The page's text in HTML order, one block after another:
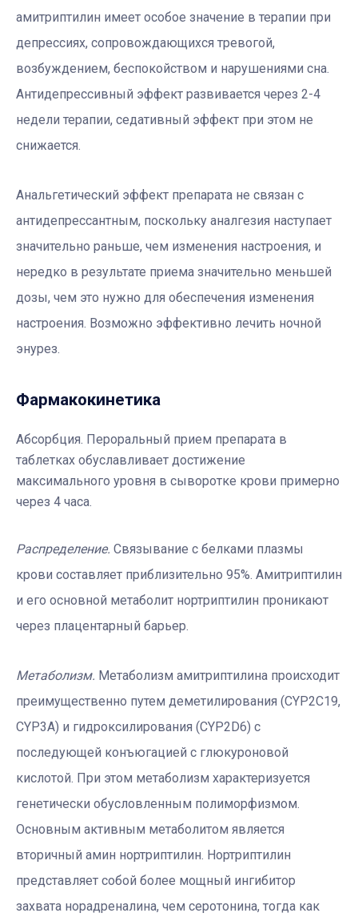
амитриптилин имеет особое значение в терапии при
депрессиях, сопровождающихся тревогой,
возбуждением, беспокойством и нарушениями сна.
Антидепрессивный эффект развивается через 2-4
недели терапии, седативный эффект при этом не
снижается.
Анальгетический эффект препарата не связан с
антидепрессантным, поскольку аналгезия наступает
значительно раньше, чем изменения настроения, и
нередко в результате приема значительно меньшей
дозы, чем это нужно для обеспечения изменения
настроения. Возможно эффективно лечить ночной
энурез.
Фармакокинетика
Абсорбция. Пероральный прием препарата в
таблетках обуславливает достижение
максимального уровня в сыворотке крови примерно
через 4 часа.
Распределение. Связывание с белками плазмы
крови составляет приблизительно 95%. Амитриптилин
и его основной метаболит нортриптилин проникают
через плацентарный барьер.
Метаболизм. Метаболизм амитриптилина происходит
преимущественно путем деметилирования (CYP2C19,
CYP3A) и гидроксилирования (CYP2D6) с
последующей конъюгацией с глюкуроновой
кислотой. При этом метаболизм характеризуется
генетически обусловленным полиморфизмом.
Основным активным метаболитом является
вторичный амин нортриптилин. Нортриптилин
представляет собой более мощный ингибитор
захвата норадреналина, чем серотонина, тогда как